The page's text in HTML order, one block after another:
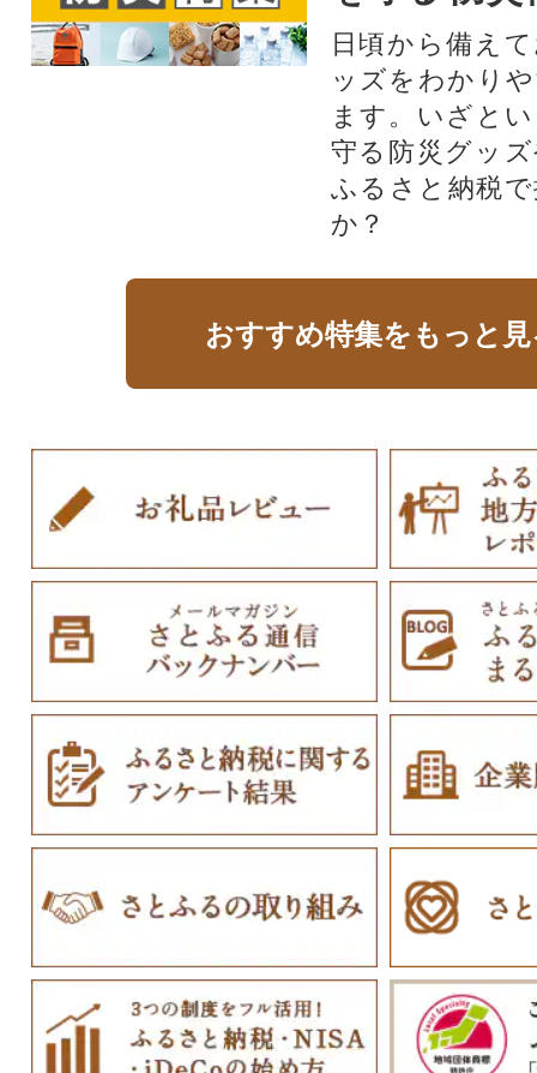
日頃から備え
ッズをわかり
ます。いざと
守る防災グッ
ふるさと納税
か？
おすすめ特集をもっと